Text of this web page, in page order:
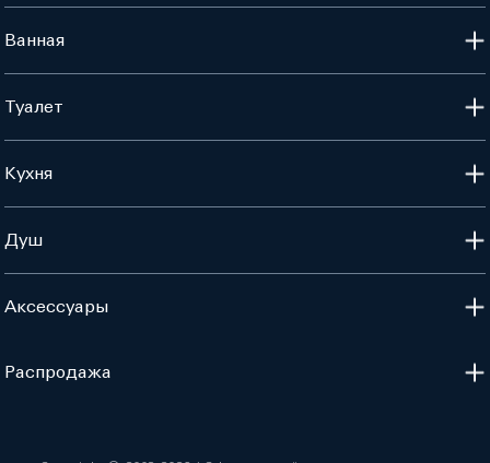
Ванная
Туалет
Кухня
Душ
Аксессуары
Распродажа